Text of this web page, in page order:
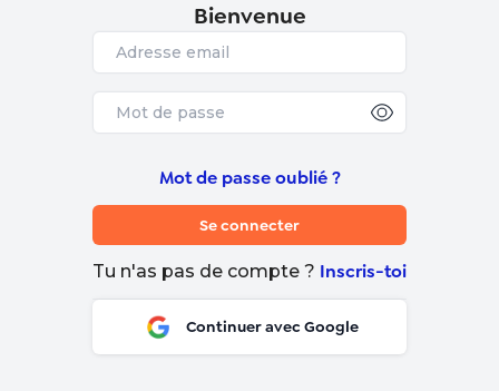
Bienvenue
Mot de passe oublié ?
Se connecter
Tu n'as pas de compte ? Inscris-toi
Continuer avec Google